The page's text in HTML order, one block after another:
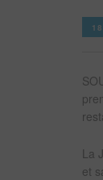
La
et